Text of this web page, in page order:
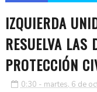
IZQUIERDA
RESUELVA LAS
PROTECCIÓN
0:30 - martes, 6 de